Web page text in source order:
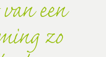
een
zo